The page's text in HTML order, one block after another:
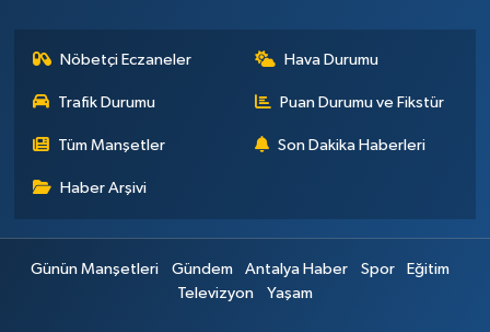
Nöbetçi Eczaneler Hava Durumu
Trafik Durumu Puan Durumu ve Fikstür
Tüm Manşetler Son Dakika Haberleri
Haber Arşivi
Günün Manşetleri Gündem Antalya Haber Spor
Eğitim
Televizyon
Yaşam